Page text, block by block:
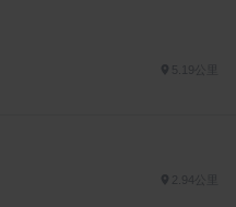
5.19公里
2.94公里